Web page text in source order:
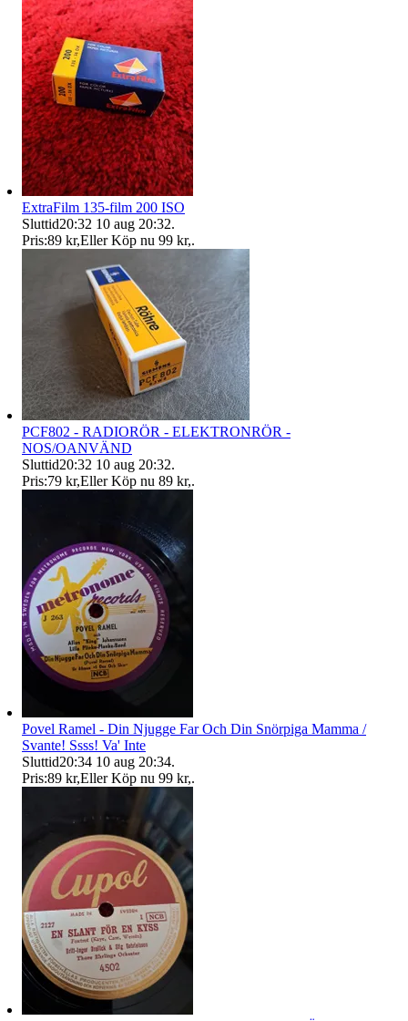
ExtraFilm 135-film 200 ISO
Sluttid20:32 10 aug 20:32.
Pris:89 kr,Eller Köp nu 99 kr,.
PCF802 - RADIORÖR - ELEKTRONRÖR -
NOS/OANVÄND
Sluttid20:32 10 aug 20:32.
Pris:79 kr,Eller Köp nu 89 kr,.
Povel Ramel - Din Njugge Far Och Din Snörpiga Mamma /
Svante! Ssss! Va' Inte
Sluttid20:34 10 aug 20:34.
Pris:89 kr,Eller Köp nu 99 kr,.